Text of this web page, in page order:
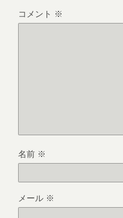
コメント ※
名前 ※
メール ※